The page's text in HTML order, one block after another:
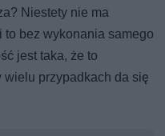
Niestety nie ma
to bez wykonania samego
jest taka, że to
przypadkach da się